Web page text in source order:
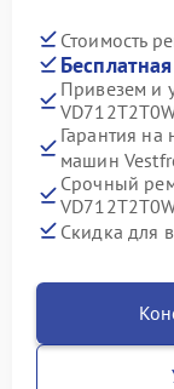
Стоимость
Привезем и
Гарантия
машин
Срочный
Скидка для